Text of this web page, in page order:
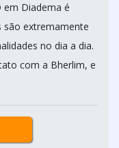
em Diadema é
são extremamente
no dia a dia.
com a Bherlim, e